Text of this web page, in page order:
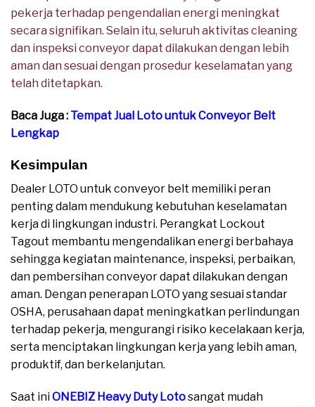
pekerja terhadap pengendalian energi meningkat
secara signifikan. Selain itu, seluruh aktivitas cleaning
dan inspeksi conveyor dapat dilakukan dengan lebih
aman dan sesuai dengan prosedur keselamatan yang
telah ditetapkan.
Baca Juga : Tempat Jual Loto untuk Conveyor Belt
Lengkap
Kesimpulan
Dealer LOTO untuk conveyor belt memiliki peran
penting dalam mendukung kebutuhan keselamatan
kerja di lingkungan industri. Perangkat Lockout
Tagout membantu mengendalikan energi berbahaya
sehingga kegiatan maintenance, inspeksi, perbaikan,
dan pembersihan conveyor dapat dilakukan dengan
aman. Dengan penerapan LOTO yang sesuai standar
OSHA, perusahaan dapat meningkatkan perlindungan
terhadap pekerja, mengurangi risiko kecelakaan kerja,
serta menciptakan lingkungan kerja yang lebih aman,
produktif, dan berkelanjutan.
Saat iniONEBIZ Heavy Duty Lotosangat mudah